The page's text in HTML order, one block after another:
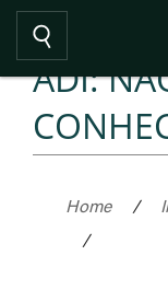
ADI:
Home /
/